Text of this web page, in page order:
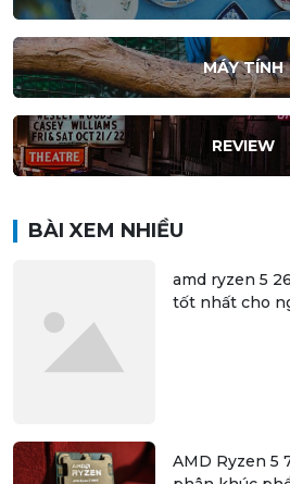
MÁY TÍNH
REVIEW
BÀI XEM NHIỀU
amd ryzen 5
tốt nhất cho
AMD Ryzen 5